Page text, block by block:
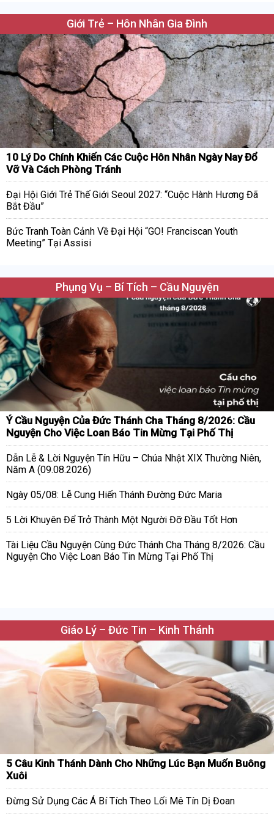
Giới Trẻ – Hôn Nhân Gia Đình
10 Lý Do Chính Khiến Các Cuộc Hôn Nhân Ngày Nay Đổ
Vỡ Và Cách Phòng Tránh
Đại Hội Giới Trẻ Thế Giới Seoul 2027: “Cuộc Hành Hương Đã
Bắt Đầu”
Bức Tranh Toàn Cảnh Về Đại Hội “GO! Franciscan Youth
Meeting” Tại Assisi
Phụng Vụ – Bí Tích – Cầu Nguyện
Ý Cầu Nguyện Của Đức Thánh Cha Tháng 8/2026: Cầu
Nguyện Cho Việc Loan Báo Tin Mừng Tại Phố Thị
Dẫn Lễ & Lời Nguyện Tín Hữu – Chúa Nhật XIX Thường Niên,
Năm A (09.08.2026)
Ngày 05/08: Lễ Cung Hiến Thánh Đường Đức Maria
5 Lời Khuyên Để Trở Thành Một Người Đỡ Đầu Tốt Hơn
Tài Liệu Cầu Nguyện Cùng Đức Thánh Cha Tháng 8/2026: Cầu
Nguyện Cho Việc Loan Báo Tin Mừng Tại Phố Thị
Giáo Lý – Đức Tin – Kinh Thánh
5 Câu Kinh Thánh Dành Cho Những Lúc Bạn Muốn Buông
Xuôi
Đừng Sử Dụng Các Á Bí Tích Theo Lối Mê Tín Dị Đoan